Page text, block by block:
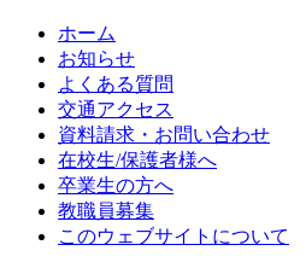
ホーム
お知らせ
よくある質問
交通アクセス
資料請求・お問い合わせ
在校生/保護者様へ
卒業生の方へ
教職員募集
このウェブサイトについて